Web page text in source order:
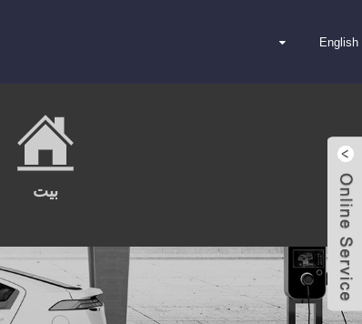
English
بيت
ارسل بريد
الكتروني